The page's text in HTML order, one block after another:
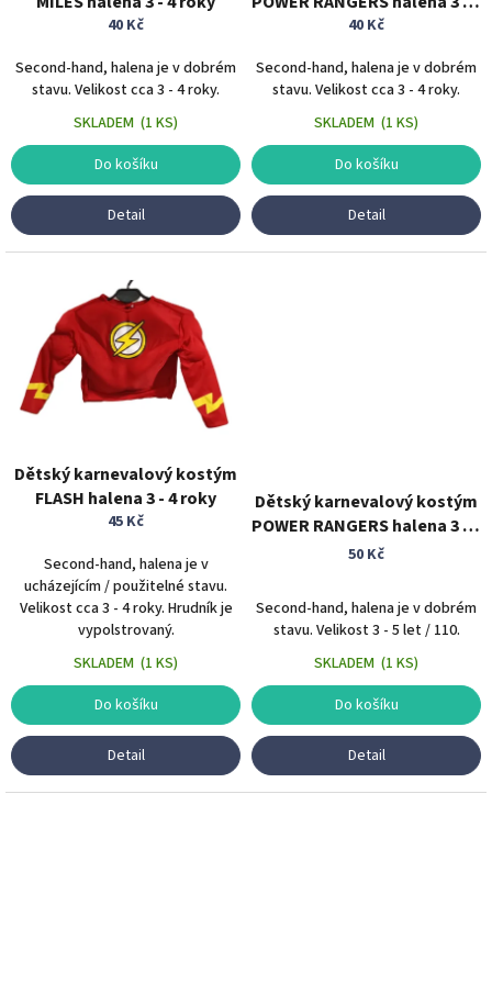
ů
40 Kč
Second-hand, halena je v dobrém
stavu. Velikost cca 3 - 4 roky.
SKLADEM (1 KS)
Do košíku
Detail
roky
40 Kč
Second-hand, halena je v dobrém
stavu. Velikost cca 3 - 4 roky.
SKLADEM (1 KS)
Do košíku
Detail
Dětský karnevalový kostým
FLASH halena 3 - 4 roky
45 Kč
Second-hand, halena je v
ucházejícím / použitelné stavu.
Velikost cca 3 - 4 roky. Hrudník je
vypolstrovaný.
SKLADEM (1 KS)
Do košíku
Detail
Dětský karnevalový kostým
POWER RANGERS halena 3 - 5
let
50 Kč
Second-hand, halena je v dobrém
stavu. Velikost 3 - 5 let / 110.
SKLADEM (1 KS)
Do košíku
Detail